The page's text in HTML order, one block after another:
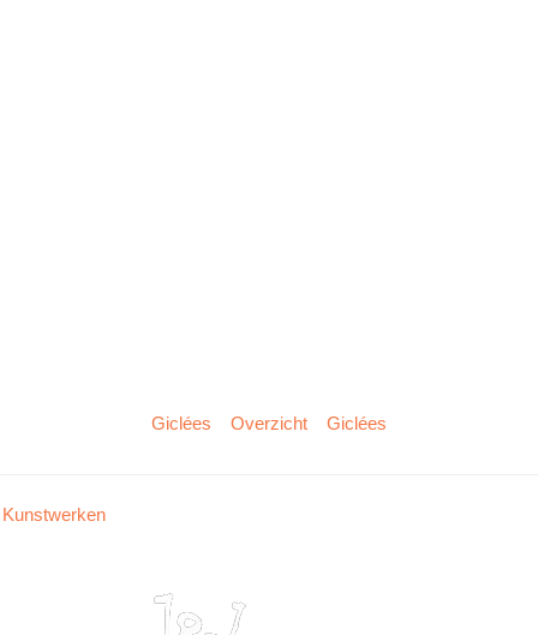
Giclées Overzicht Giclées
Kunstwerken